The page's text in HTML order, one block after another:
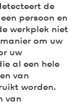
de
persoon en
werkplek niet
om uw
uw
al een hele
van
worden.
van